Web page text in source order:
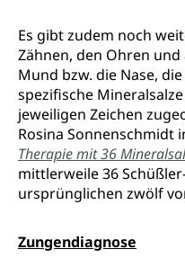
Es gibt zudem noch
Zähnen, den Ohren
Mund bzw. die Nase,
spezifische
jeweiligen Zeichen
Rosina Sonnenschmidt
Therapie mit 36
mittlerweile 36
ursprünglichen zwölf
Zungendiagnose